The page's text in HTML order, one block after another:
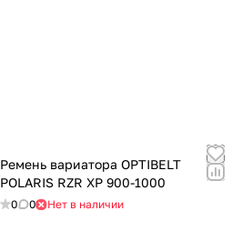
Ремень вариатора OPTIBELT
POLARIS RZR XP 900-1000
0 0 Нет в наличии